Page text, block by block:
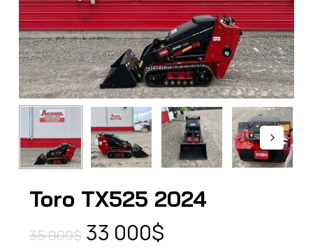
Toro TX525 2024
35 000$ Le
33 000$Le